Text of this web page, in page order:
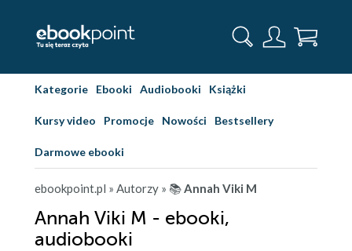
Kategorie Ebooki Audiobooki Książki
Kursy video Promocje Nowości Bestsellery
Darmowe ebooki
ebookpoint.pl » Autorzy » 📚Annah Viki M
Annah Viki M - ebooki,
audiobooki